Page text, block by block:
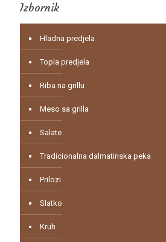
Izbornik
Hladna predjela
Topla predjela
Riba na grillu
Meso sa grilla
Salate
Tradicionalna dalmatinska peka
Prilozi
Slatko
Kruh